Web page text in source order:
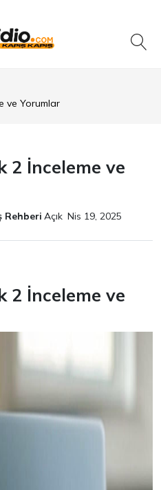
ve Yorumlar
2 İnceleme ve
Rehberi Açık Nis 19, 2025
2 İnceleme ve